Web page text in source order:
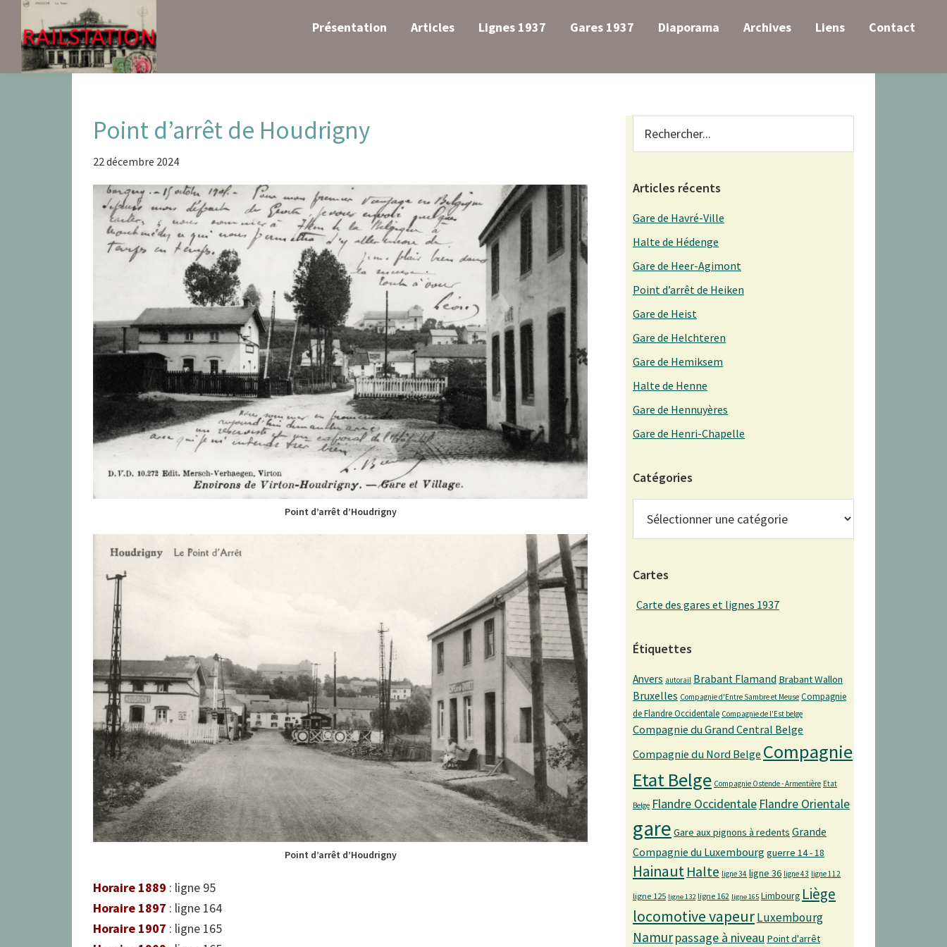
primary
navigation
main
content
primary
sidebar
Présentation Articles Lignes 1937 Gares 1937 Diaporama Archives Liens Contact
Point d’arrêt de Houdrigny
22 décembre 2024
Point d’arrêt d’Houdrigny
Point d’arrêt d’Houdrigny
Horaire 1889 : ligne 95
Horaire 1897 : ligne 164
Horaire 1907 : ligne 165
Primary
Sidebar
Articles récents
Gare de Havré-Ville
Halte de Hédenge
Gare de Heer-Agimont
Point d’arrêt de Heiken
Gare de Heist
Gare de Helchteren
Gare de Hemiksem
Halte de Henne
Gare de Hennuyères
Gare de Henri-Chapelle
Catégories
Cartes
Carte des gares et lignes 1937
Étiquettes
Anvers autorail Brabant Flamand Brabant Wallon
Bruxelles Compagnie d'Entre Sambre et Meuse Compagnie
de Flandre Occidentale Compagnie de l'Est belge
Compagnie du Grand Central Belge
Compagnie du Nord Belge Compagnie
Etat Belge Compagnie Ostende - Armentière Etat
Belge Flandre Occidentale Flandre Orientale
gare Gare aux pignons à redents Grande
Compagnie du Luxembourg guerre 14 - 18
Hainaut Halte ligne 34 ligne 36 ligne 43 ligne 112
ligne 125 ligne 132 ligne 162 ligne 165 Limbourg Liège
locomotive vapeurLuxembourg
Namurpassage à niveau Point d'arrêt